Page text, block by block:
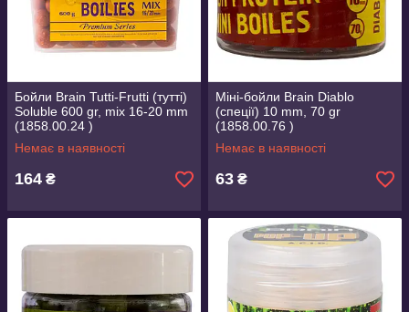
Бойли Brain Tutti-Frutti (тутті)
Soluble 600 gr, mix 16-20 mm
(1858.00.24 )
Немає в наявності
164 ₴
Міні-бойли Brain Diablo
(спеції) 10 mm, 70 gr
(1858.00.76 )
Немає в наявності
63 ₴